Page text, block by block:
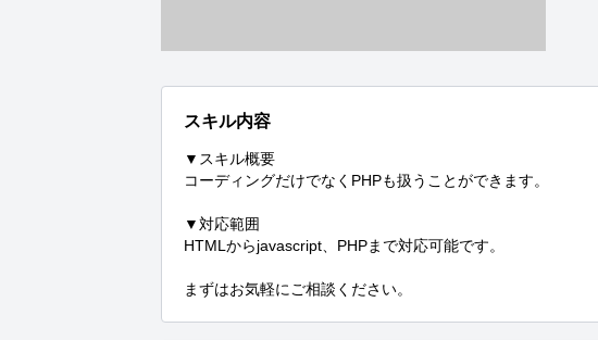
スキル内容
▼スキル概要
コーディングだけでなくPHPも扱うことができます。
▼対応範囲
HTMLからjavascript、PHPまで対応可能です。
まずはお気軽にご相談ください。